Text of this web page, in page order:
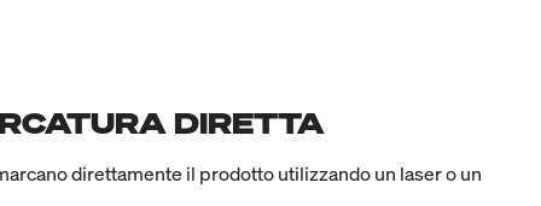
DIRETTA
direttamente il prodotto utilizzando un laser o un